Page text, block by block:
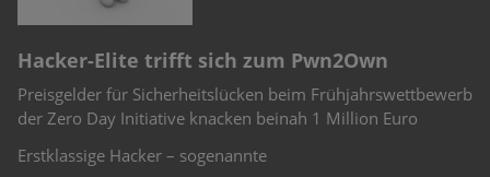
Euro
Cyber Security Challenge 2022
Schüler und Studenten können bei der Cyber
Challenge teilnehmen. Wer hier als Gewinner